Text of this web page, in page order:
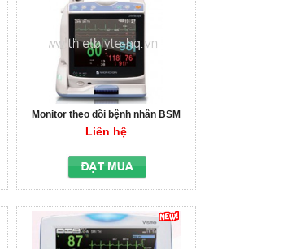
Monitor theo dõi bệnh nhân BSM
1700 SERIES
Liên hệ